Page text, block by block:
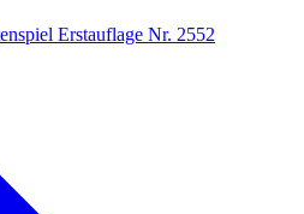
Erstauflage Nr. 2552